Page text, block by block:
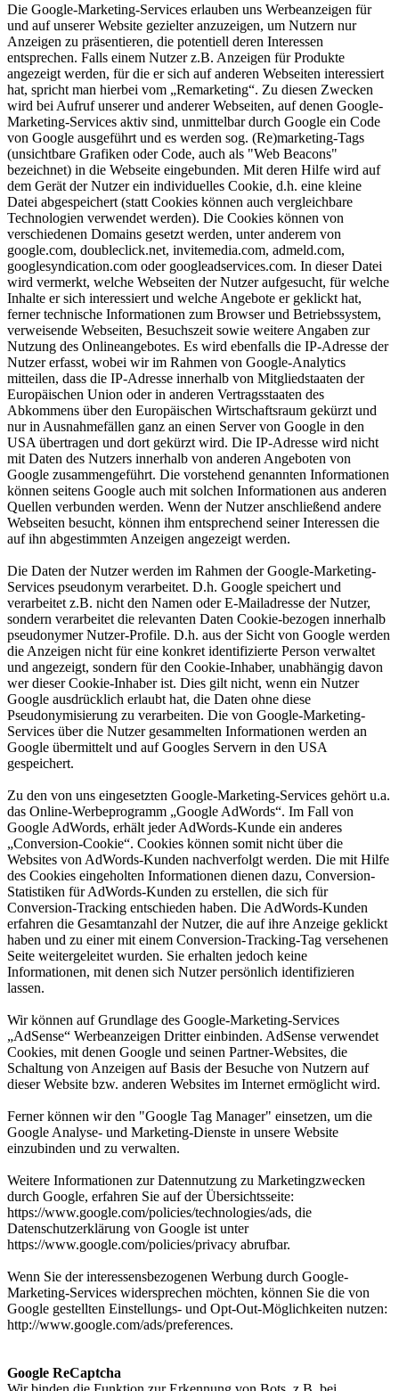
Die Google-Marketing-Services erlauben uns Werbeanzeigen für
und auf unserer Website gezielter anzuzeigen, um Nutzern nur
Anzeigen zu präsentieren, die potentiell deren Interessen
entsprechen. Falls einem Nutzer z.B. Anzeigen für Produkte
angezeigt werden, für die er sich auf anderen Webseiten interessiert
hat, spricht man hierbei vom „Remarketing“. Zu diesen Zwecken
wird bei Aufruf unserer und anderer Webseiten, auf denen Google-
Marketing-Services aktiv sind, unmittelbar durch Google ein Code
von Google ausgeführt und es werden sog. (Re)marketing-Tags
(unsichtbare Grafiken oder Code, auch als "Web Beacons"
bezeichnet) in die Webseite eingebunden. Mit deren Hilfe wird auf
dem Gerät der Nutzer ein individuelles Cookie, d.h. eine kleine
Datei abgespeichert (statt Cookies können auch vergleichbare
Technologien verwendet werden). Die Cookies können von
verschiedenen Domains gesetzt werden, unter anderem von
google.com, doubleclick.net, invitemedia.com, admeld.com,
googlesyndication.com oder googleadservices.com. In dieser Datei
wird vermerkt, welche Webseiten der Nutzer aufgesucht, für welche
Inhalte er sich interessiert und welche Angebote er geklickt hat,
ferner technische Informationen zum Browser und Betriebssystem,
verweisende Webseiten, Besuchszeit sowie weitere Angaben zur
Nutzung des Onlineangebotes. Es wird ebenfalls die IP-Adresse der
Nutzer erfasst, wobei wir im Rahmen von Google-Analytics
mitteilen, dass die IP-Adresse innerhalb von Mitgliedstaaten der
Europäischen Union oder in anderen Vertragsstaaten des
Abkommens über den Europäischen Wirtschaftsraum gekürzt und
nur in Ausnahmefällen ganz an einen Server von Google in den
USA übertragen und dort gekürzt wird. Die IP-Adresse wird nicht
mit Daten des Nutzers innerhalb von anderen Angeboten von
Google zusammengeführt. Die vorstehend genannten Informationen
können seitens Google auch mit solchen Informationen aus anderen
Quellen verbunden werden. Wenn der Nutzer anschließend andere
Webseiten besucht, können ihm entsprechend seiner Interessen die
auf ihn abgestimmten Anzeigen angezeigt werden.
Die Daten der Nutzer werden im Rahmen der Google-Marketing-
Services pseudonym verarbeitet. D.h. Google speichert und
verarbeitet z.B. nicht den Namen oder E-Mailadresse der Nutzer,
sondern verarbeitet die relevanten Daten Cookie-bezogen innerhalb
pseudonymer Nutzer-Profile. D.h. aus der Sicht von Google werden
die Anzeigen nicht für eine konkret identifizierte Person verwaltet
und angezeigt, sondern für den Cookie-Inhaber, unabhängig davon
wer dieser Cookie-Inhaber ist. Dies gilt nicht, wenn ein Nutzer
Google ausdrücklich erlaubt hat, die Daten ohne diese
Pseudonymisierung zu verarbeiten. Die von Google-Marketing-
Services über die Nutzer gesammelten Informationen werden an
Google übermittelt und auf Googles Servern in den USA
gespeichert.
Zu den von uns eingesetzten Google-Marketing-Services gehört u.a.
das Online-Werbeprogramm „Google AdWords“. Im Fall von
Google AdWords, erhält jeder AdWords-Kunde ein anderes
„Conversion-Cookie“. Cookies können somit nicht über die
Websites von AdWords-Kunden nachverfolgt werden. Die mit Hilfe
des Cookies eingeholten Informationen dienen dazu, Conversion-
Statistiken für AdWords-Kunden zu erstellen, die sich für
Conversion-Tracking entschieden haben. Die AdWords-Kunden
erfahren die Gesamtanzahl der Nutzer, die auf ihre Anzeige geklickt
haben und zu einer mit einem Conversion-Tracking-Tag versehenen
Seite weitergeleitet wurden. Sie erhalten jedoch keine
Informationen, mit denen sich Nutzer persönlich identifizieren
lassen.
Wir können auf Grundlage des Google-Marketing-Services
„AdSense“ Werbeanzeigen Dritter einbinden. AdSense verwendet
Cookies, mit denen Google und seinen Partner-Websites, die
Schaltung von Anzeigen auf Basis der Besuche von Nutzern auf
dieser Website bzw. anderen Websites im Internet ermöglicht wird.
Ferner können wir den "Google Tag Manager" einsetzen, um die
Google Analyse- und Marketing-Dienste in unsere Website
einzubinden und zu verwalten.
Weitere Informationen zur Datennutzung zu Marketingzwecken
durch Google, erfahren Sie auf der Übersichtsseite:
https://www.google.com/policies/technologies/ads, die
Datenschutzerklärung von Google ist unter
https://www.google.com/policies/privacy abrufbar.
Wenn Sie der interessensbezogenen Werbung durch Google-
Marketing-Services widersprechen möchten, können Sie die von
Google gestellten Einstellungs- und Opt-Out-Möglichkeiten nutzen:
http://www.google.com/ads/preferences.
Google ReCaptcha